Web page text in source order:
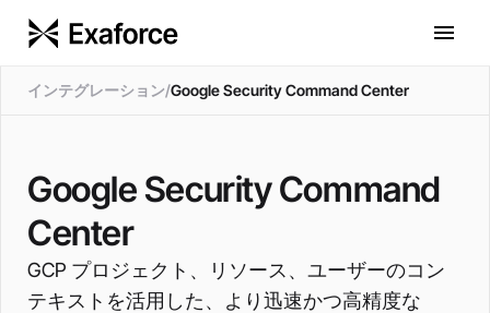
インテグレーション/Google Security Command Center
Google Security Command
Center
GCP プロジェクト、リソース、ユーザーのコン
テキストを活用した、より迅速かつ高精度な